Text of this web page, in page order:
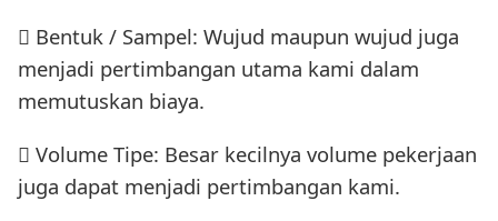
 Bentuk / Sampel: Wujud maupun wujud juga
menjadi pertimbangan utama kami dalam
memutuskan biaya.
 Volume Tipe: Besar kecilnya volume pekerjaan
juga dapat menjadi pertimbangan kami.